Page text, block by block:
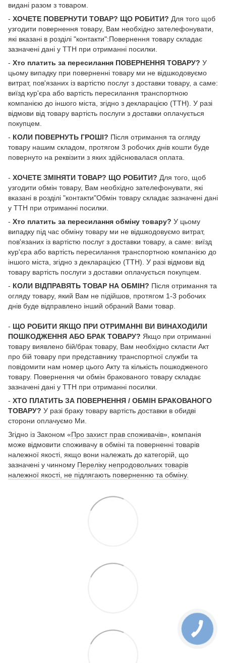
видані разом з товаром.
- ХОЧЕТЕ ПОВЕРНУТИ ТОВАР? ЩО РОБИТИ? Для того щоб
узгодити повернення товару, Вам необхідно зателефонувати,
які вказані в розділі "контакти":Повернення товару складає
зазначені дані у ТТН при отриманні посилки.
- Хто платить за пересилання ПОВЕРНЕННЯ ТОВАРУ? У
цьому випадку при поверненні товару ми не відшкодовуємо
витрат, пов'язаних із вартістю послуг з доставки товару, а саме:
виїзд кур'єра або вартість пересилання транспортною
компанією до іншого міста, згідно з декларацією (ТТН). У разі
відмови від товару вартість послуги з доставки оплачується
покупцем.
- КОЛИ ПОВЕРНУТЬ ГРОШІ? Після отримання та огляду
товару нашим складом, протягом 3 робочих днів кошти буде
повернуто на реквізити з яких здійснювалася оплата.
- ХОЧЕТЕ ЗМІНЯТИ ТОВАР? ЩО РОБИТИ? Для того, щоб
узгодити обмін товару, Вам необхідно зателефонувати, які
вказані в розділі "контакти"Обмін товару складає зазначені дані
у ТТН при отриманні посилки.
- Хто платить за пересилання обміну товару? У цьому
випадку під час обміну товару ми не відшкодовуємо витрат,
пов'язаних із вартістю послуг з доставки товару, а саме: виїзд
кур'єра або вартість пересилання транспортною компанією до
іншого міста, згідно з декларацією (ТТН). У разі відмови від
товару вартість послуги з доставки оплачується покупцем.
- КОЛИ ВІДПРАВЯТЬ ТОВАР НА ОБМІН? Після отримання та
огляду товару, який Вам не підійшов, протягом 1-3 робочих
днів буде відправлено інший обраний Вами товар.
- ЩО РОБИТИ ЯКЩО ПРИ ОТРИМАННІ ВИ ВИНАХОДИЛИ
ПОШКОДЖЕННЯ АБО БРАК ТОВАРУ? Якщо при отриманні
товару виявлено бій/брак товару, Вам необхідно скласти Акт
про бій товару при представнику транспортної служби та
повідомити нам номер цього Акту та кількість пошкодженого
товару. Повернення чи обмін бракованого товару складає
зазначені дані у ТТН при отриманні посилки.
- ХТО ПЛАТИТЬ ЗА ПОВЕРНЕННЯ / ОБМІН БРАКОВАНОГО
ТОВАРУ? У разі браку товару вартість доставки в обидві
сторони оплачуємо Ми.
Згідно із Законом «Про захист прав споживачів», компанія
може відмовити споживачу в обміні та поверненні товарів
належної якості, якщо вони належать до категорій, що
зазначені у чинному Переліку непродовольчих товарів
належної якості, не підлягають поверненню та обміну.